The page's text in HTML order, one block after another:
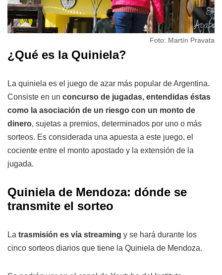
Foto: Martín Pravata
¿Qué es la Quiniela?
La quiniela es el juego de azar más popular de Argentina.
Consiste en un concurso de jugadas, entendidas éstas
como la asociación de un riesgo con un monto de
dinero, sujetas a premios, determinados por uno o más
sorteos. Es considerada una apuesta a este juego, el
cociente entre el monto apostado y la extensión de la
jugada.
Quiniela de Mendoza: dónde se
transmite el sorteo
La trasmisión es vía streaming y se hará durante los
cinco sorteos diarios que tiene la Quiniela de Mendoza.